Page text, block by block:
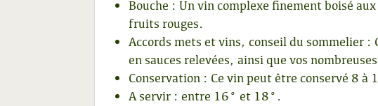
Bouche : Un vin complexe finement boisé
fruits rouges.
Accords mets et vins, conseil du sommelier :
en sauces relevées, ainsi que vos
Conservation : Ce vin peut être conservé 8 à
A servir : entre 16° et 18°.